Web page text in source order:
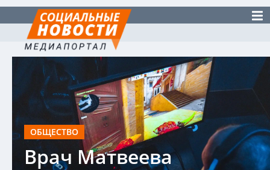
ОБЩЕСТВО
Врач Матвеева